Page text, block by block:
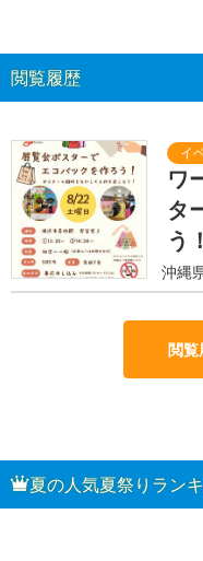
閲覧履歴
ワ
タ
う
沖縄
閲覧
夏の人気夏祭りラン